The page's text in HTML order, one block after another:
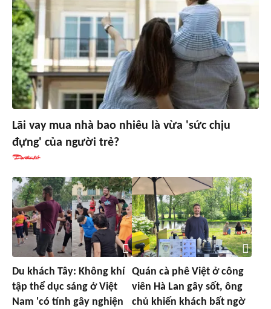
Lãi vay mua nhà bao nhiêu là vừa 'sức chịu
đựng' của người trẻ?
Du khách Tây: Không khí
tập thể dục sáng ở Việt
Nam 'có tính gây nghiện
Quán cà phê Việt ở công
viên Hà Lan gây sốt, ông
chủ khiến khách bất ngờ